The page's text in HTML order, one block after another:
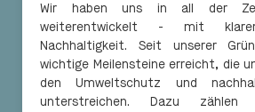
Wir haben uns in all der
weiterentwickelt - mit
Nachhaltigkeit. Seit unserer
wichtige Meilensteine erreicht, die
den Umweltschutz und
unterstreichen. Dazu zählen